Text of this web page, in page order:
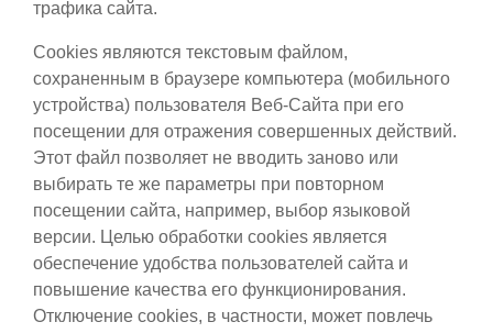
трафика сайта.
Сookies являются текстовым файлом,
сохраненным в браузере компьютера (мобильного
устройства) пользователя Веб-Сайта при его
посещении для отражения совершенных действий.
Этот файл позволяет не вводить заново или
выбирать те же параметры при повторном
посещении сайта, например, выбор языковой
версии. Целью обработки cookies является
обеспечение удобства пользователей сайта и
повышение качества его функционирования.
Отключение cookies, в частности, может повлечь